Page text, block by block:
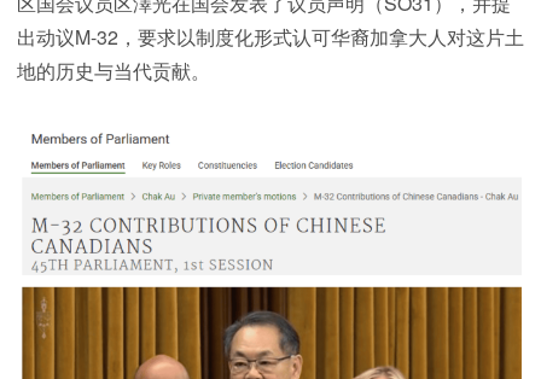
出动议M-32，要求以制度化形式认可华裔加拿大人对这片土
地的历史与当代贡献。